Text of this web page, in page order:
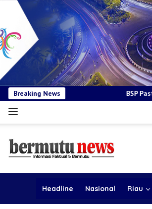
Breaking News
BSP Pastikan Tender Kendaraan
Headline Nasional Riau